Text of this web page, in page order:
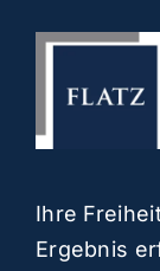
Ihre
Ergebnis